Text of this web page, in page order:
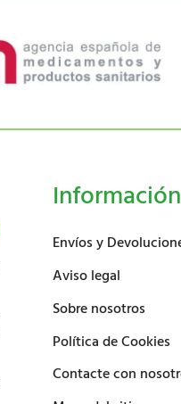
Información
Envíos y
Aviso legal
Sobre nosotros
Política de Cookies
Contacte con